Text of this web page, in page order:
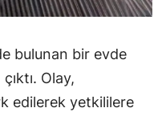
bulunan bir evde
Olay,
edilerek yetkililere